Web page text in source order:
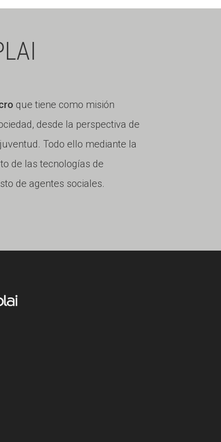
que tiene como misión
desde la perspectiva de
Todo ello mediante la
de las tecnologías de
de agentes sociales.